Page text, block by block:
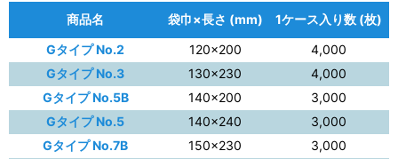
商品名 袋巾×長さ (mm)
1ケース入り数 (枚)
Gタイプ No.2
120×200
4,000
Gタイプ No.3
130×230
4,000
Gタイプ No.5B
140×200
3,000
Gタイプ No.5
140×240
3,000
Gタイプ No.7B
150×230
3,000